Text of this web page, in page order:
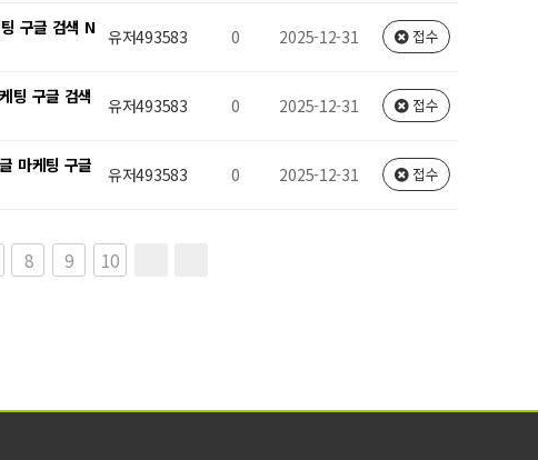
구글 검색 N 유저493583 0 2025-12-31 접수
팅 구글 검색
유저493583 0 2025-12-31 접수
마케팅 구글
유저493583 0 2025-12-31 접수
8 9 10